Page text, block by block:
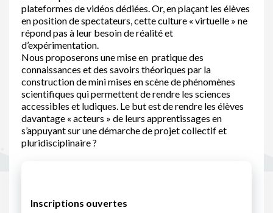
plateformes de vidéos dédiées. Or, en plaçant les élèves
en position de spectateurs, cette culture « virtuelle » ne
répond pas à leur besoin de réalité et
d’expérimentation.
Nous proposerons une mise en pratique des
connaissances et des savoirs théoriques par la
construction de mini mises en scène de phénomènes
scientifiques qui permettent de rendre les sciences
accessibles et ludiques. Le but est de rendre les élèves
davantage « acteurs » de leurs apprentissages en
s’appuyant sur une démarche de projet collectif et
pluridisciplinaire ?
Inscriptions ouvertes